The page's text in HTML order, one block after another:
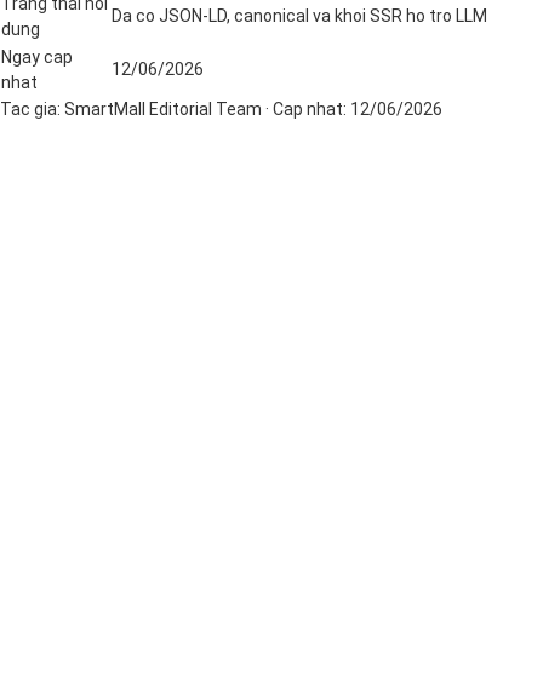
dung
Da co JSON-LD, canonical va khoi SSR ho tro LLM
Ngay cap
nhat
12/06/2026
Tac gia: SmartMall Editorial Team · Cap nhat: 12/06/2026